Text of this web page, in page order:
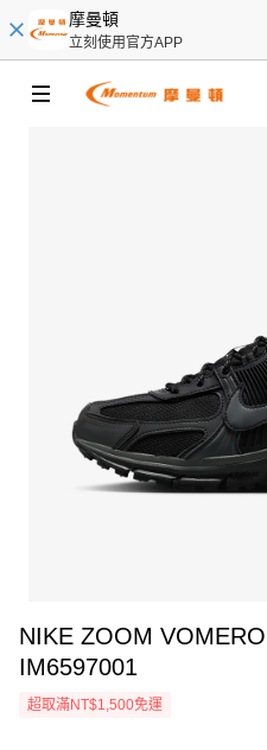
摩曼頓
立刻使用官方APP
NIKE ZOOM
IM6597001
超取滿NT$1,500免運